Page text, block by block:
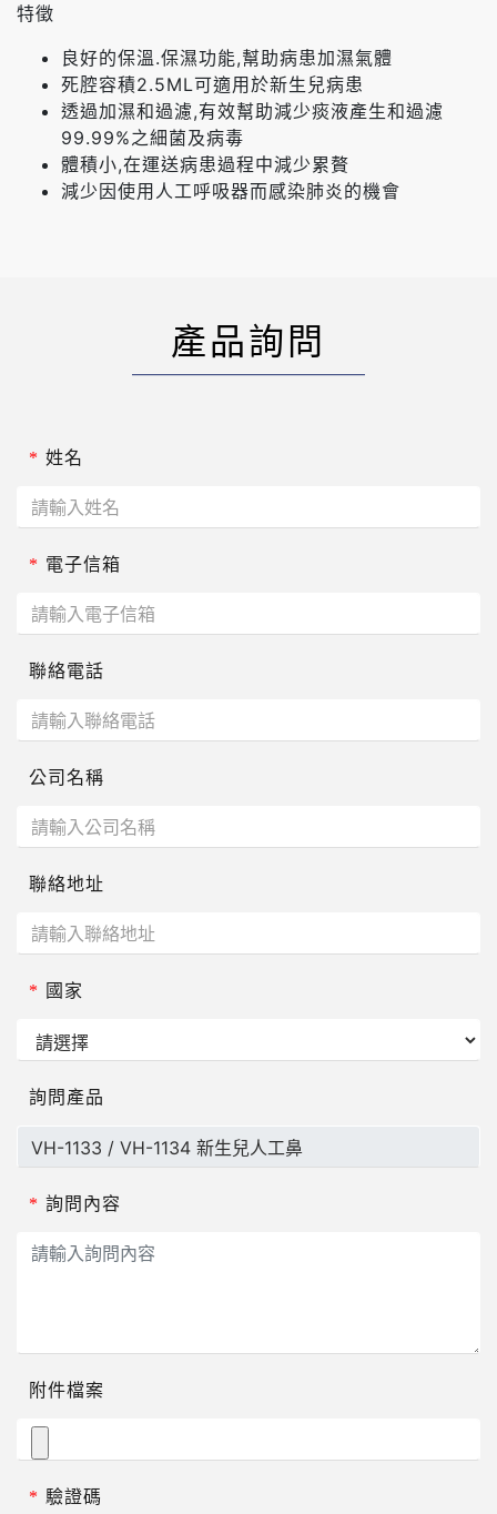
特徵
良好的保溫.保濕功能,幫助病患加濕氣體
死腔容積2.5ML可適用於新生兒病患
透過加濕和過濾,有效幫助減少痰液產生和過濾
99.99%之細菌及病毒
體積小,在運送病患過程中減少累贅
減少因使用人工呼吸器而感染肺炎的機會
產品詢問
* 姓名
* 電子信箱
聯絡電話
公司名稱
聯絡地址
* 國家
詢問產品
* 詢問內容
附件檔案
* 驗證碼